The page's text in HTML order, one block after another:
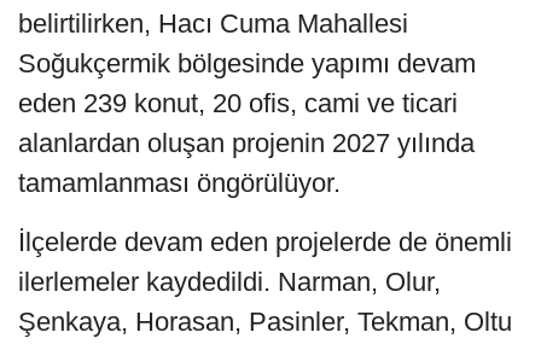
belirtilirken, Hacı Cuma Mahallesi
Soğukçermik bölgesinde yapımı devam
eden 239 konut, 20 ofis, cami ve ticari
alanlardan oluşan projenin 2027 yılında
tamamlanması öngörülüyor.
İlçelerde devam eden projelerde de önemli
ilerlemeler kaydedildi. Narman, Olur,
Şenkaya, Horasan, Pasinler, Tekman, Oltu